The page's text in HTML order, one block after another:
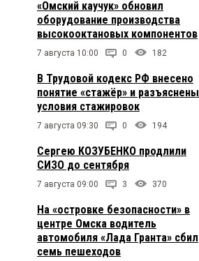
«Омский каучук» обновил
оборудование производства
высокооктановых компонентов
7 августа 10:00 0 182
В Трудовой кодекс РФ внесено
понятие «стажёр» и разъяснены
условия стажировок
7 августа 09:30 0 194
Сергею КОЗУБЕНКО продлили
СИЗО до сентября
7 августа 09:00 3 370
На «островке безопасности» в
центре Омска водитель
автомобиля «Лада Гранта» сбил
семь пешеходов